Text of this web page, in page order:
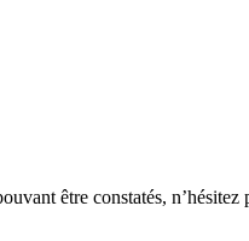
être constatés, n’hésitez